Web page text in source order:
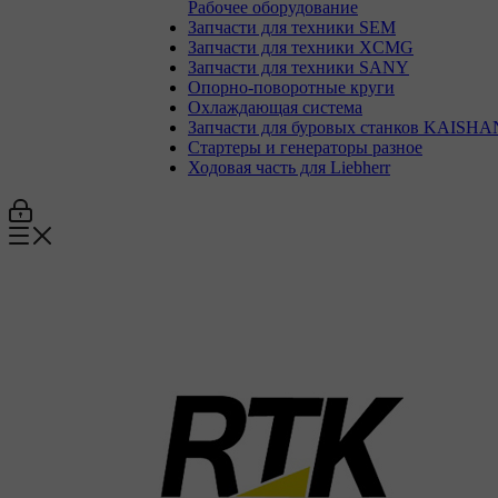
Рабочее оборудование
Запчасти для техники SEM
Запчасти для техники XCMG
Запчасти для техники SANY
Опорно-поворотные круги
Охлаждающая система
Запчасти для буровых станков
Стартеры и генераторы разное
Ходовая часть для Liebherr